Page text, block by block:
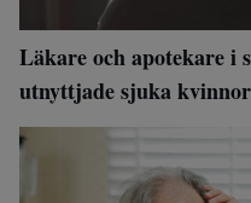
Läkare och apotekare i
utnyttjade sjuka kvinnor